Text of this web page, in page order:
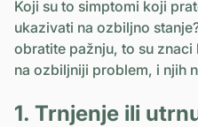
Koji su to simptomi koji
ukazivati na ozbiljno
obratite pažnju, to su
na ozbiljniji problem, i njih
1. Trnjenje ili